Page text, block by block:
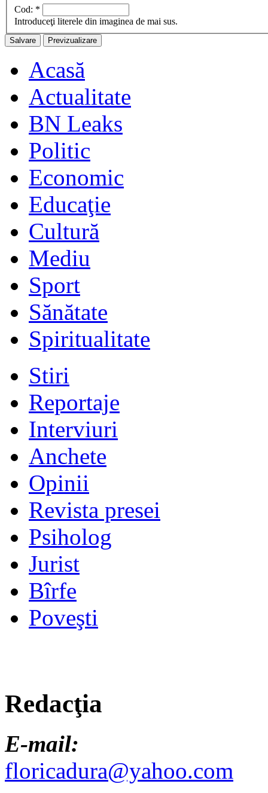
Cod: *
Introduceţi literele din imaginea de mai sus.
Acasă
Actualitate
BN Leaks
Politic
Economic
Educaţie
Cultură
Mediu
Sport
Sănătate
Spiritualitate
Stiri
Reportaje
Interviuri
Anchete
Opinii
Revista presei
Psiholog
Jurist
Bîrfe
Poveşti
Redacţia
E-mail:
floricadura@yahoo.com